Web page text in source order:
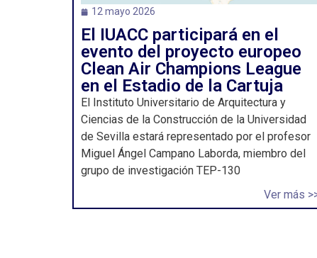
12 mayo 2026
El IUACC participará en el
evento del proyecto europeo
Clean Air Champions League
en el Estadio de la Cartuja
El Instituto Universitario de Arquitectura y
Ciencias de la Construcción de la Universidad
de Sevilla estará representado por el profesor
Miguel Ángel Campano Laborda, miembro del
grupo de investigación TEP-130
Ver más